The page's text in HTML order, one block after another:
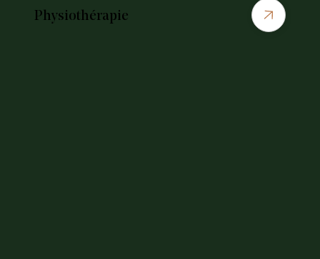
Physiothérapie